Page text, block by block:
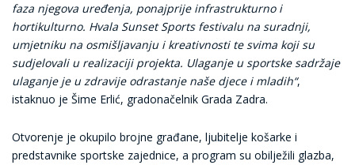
faza njegova uređenja, ponajprije infrastrukturno i
hortikulturno. Hvala Sunset Sports festivalu na suradnji,
umjetniku na osmišljavanju i kreativnosti te svima koji su
sudjelovali u realizaciji projekta. Ulaganje u sportske sadržaje
ulaganje je u zdravije odrastanje naše djece i mladih“,
istaknuo je Šime Erlić, gradonačelnik Grada Zadra.
Otvorenje je okupilo brojne građane, ljubitelje košarke i
predstavnike sportske zajednice, a program su obilježili glazba,